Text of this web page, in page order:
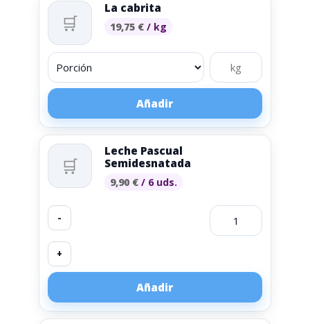
🛒
La cabrita
19,75 € / kg
Añadir
🛒
Leche Pascual
Semidesnatada
9,90 € / 6 uds.
-
+
Añadir